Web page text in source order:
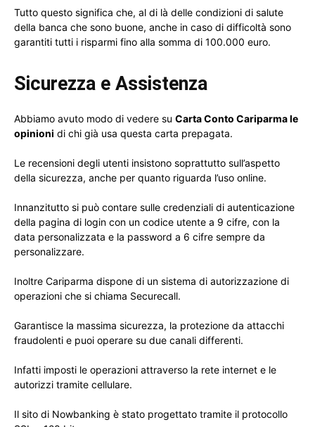
Tutto questo significa che, al di là delle condizioni di salute
della banca che sono buone, anche in caso di difficoltà sono
garantiti tutti i risparmi fino alla somma di 100.000 euro.
Sicurezza e Assistenza
Abbiamo avuto modo di vedere su Carta Conto Cariparma le
opinioni di chi già usa questa carta prepagata.
Le recensioni degli utenti insistono soprattutto sull’aspetto
della sicurezza, anche per quanto riguarda l’uso online.
Innanzitutto si può contare sulle credenziali di autenticazione
della pagina di login con un codice utente a 9 cifre, con la
data personalizzata e la password a 6 cifre sempre da
personalizzare.
Inoltre Cariparma dispone di un sistema di autorizzazione di
operazioni che si chiama Securecall.
Garantisce la massima sicurezza, la protezione da attacchi
fraudolenti e puoi operare su due canali differenti.
Infatti imposti le operazioni attraverso la rete internet e le
autorizzi tramite cellulare.
Il sito di Nowbanking è stato progettato tramite il protocollo